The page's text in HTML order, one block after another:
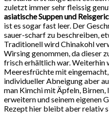
zuletzt immer sehr fleissig
asiatische Suppen und
ist es sogar fast leer. Der
sauer-scharf zu beschreiben,
Traditionell wird Chinakohl
Wirsing genommen, da dieser
frisch erhältlich war. Weiterhin
Meeresfrüchte mit
individueller Abneigung aber
man Kimchi mit Äpfeln,
erweitern und seinem eigenen
Rezept hier bleibt aber relativ